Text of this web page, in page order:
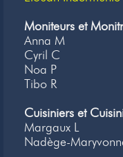
Moniteurs et
Anna M
Cyril C
Noa P
Tibo R
Cuisiniers et
Margaux L
Nadège-